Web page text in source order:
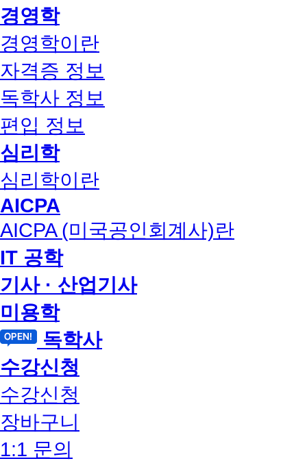
경영학
경영학이란
자격증 정보
독학사 정보
편입 정보
심리학
심리학이란
AICPA
AICPA (미국공인회계사)란
IT 공학
기사 · 산업기사
미용학
독학사
수강신청
수강신청
장바구니
1:1 문의